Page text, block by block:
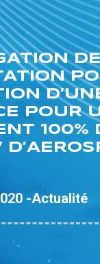
POUR
100%
-Actualité